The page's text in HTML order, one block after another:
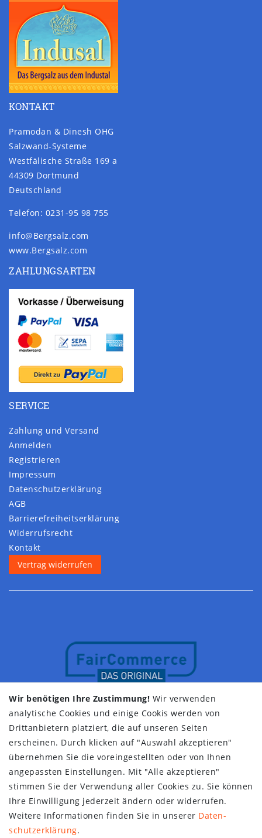
KONTAKT
Pramodan & Dinesh OHG
Salzwand-Systeme
Westfälische Straße 169 a
44309 Dortmund
Deutschland
Telefon: 0231-95 98 755
info@Bergsalz.com
www.Bergsalz.com
ZAHLUNGSARTEN
SERVICE
Zahlung und Versand
Anmelden
Registrieren
Impressum
Daten­schutz­erklärung
AGB
Barrierefreiheitserklärung
Widerrufs­recht
Kontakt
Vertrag widerrufen
Wir benötigen Ihre Zustimmung! Wir verwenden
analytische Cookies und einige Cookis werden von
Drittanbietern platziert, die auf unseren Seiten
erscheinen. Durch klicken auf "Auswahl akzeptieren"
übernehmen Sie die voreingestellten oder von Ihnen
angepassten Einstellungen. Mit "Alle akzeptieren"
stimmen Sie der Verwendung aller Cookies zu. Sie können
Ihre Einwilligung jederzeit ändern oder widerrufen.
Weitere Informationen finden Sie in unserer Daten­
schutz­erklärung.